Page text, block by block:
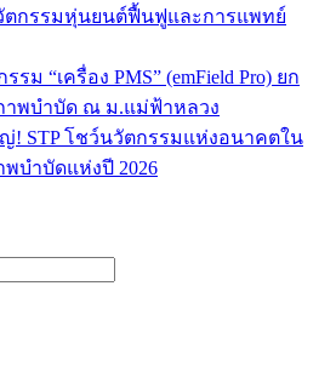
วัตกรรมหุ่นยนต์ฟื้นฟูและการแพทย์
รม “เครื่อง PMS” (emField Pro) ยก
าพบำบัด ณ ม.แม่ฟ้าหลวง
! STP โชว์นวัตกรรมแห่งอนาคตใน
บำบัดแห่งปี 2026